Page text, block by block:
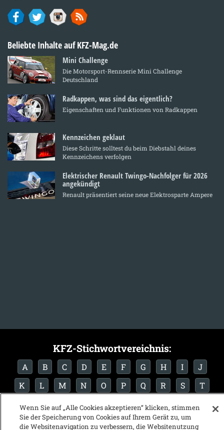
Beliebte Inhalte auf KFZ-Mag.de
Mini Challenge
Die Motorsport-Rennserie Mini Challenge
Deutschland
Radkappen, was sind das eigentlich?
Eigenschaften und Funktionen von Radkappen
Kennzeichen geklaut
Diese Schritte solltest du beim Diebstahl deines
Kennzeichens verfolgen
Elektrischer Renault Twingo-Nachfolger für 2026
angekündigt
Renault präsentiert seine neue Elektrosparte Ampere
KFZ-Stichwortvereichnis:
A B C D E F G H I
J
K
L M N O P Q R S
T
U
V X Y
Wenn Sie auf „Alle Cookies akzeptieren“ klicken, stimmen
Sie der Speicherung von Cookies auf Ihrem Gerät zu, um
die Websitenavigation zu verbessern, die Websitenutzung